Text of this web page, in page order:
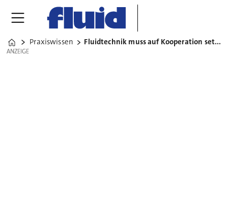
Home
Praxiswissen Fluidtechnik muss auf Kooperation setzen
ANZEIGE
ANZEIGE